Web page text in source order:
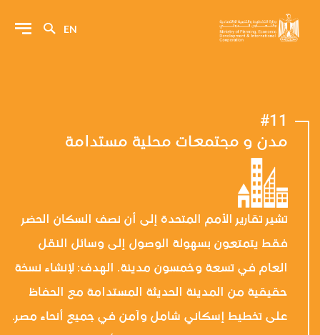
EN
#11
مدن و مجتمعات محلية مستدامة
تشير تقارير الأمم المتحدة إلى أن نصف السكان الحضر
فقط يتمتعون بسهولة الوصول إلى وسائل النقل
العام في تسعة وخمسون مدينة. الهدف: لإنشاء نسخة
حقيقية من المدينة الحديثة المستدامة مع الحفاظ
على تخطيط إسكاني شامل وآمن في جميع أنحاء مصر.